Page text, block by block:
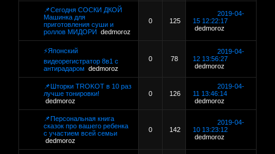
📌Сегодня СОСКИ ДКОЙ
Машинка для
приготовления суши и
роллов МИДОРИ dedmoroz
0 125
2019-04-
15 12:22:17
dedmoroz
⚡Японский
видеорегистратор 8в1 с
антирадаром dedmoroz
0 78
2019-04-
12 13:56:27
dedmoroz
📌Шторки TROKOT в 10 раз
лучше тонировки!
dedmoroz
0 126
2019-04-
11 13:46:14
dedmoroz
📌Персональная книга
сказок про вашего ребенка
с участием всей семьи
dedmoroz
0 142
2019-04-
10 13:23:12
dedmoroz